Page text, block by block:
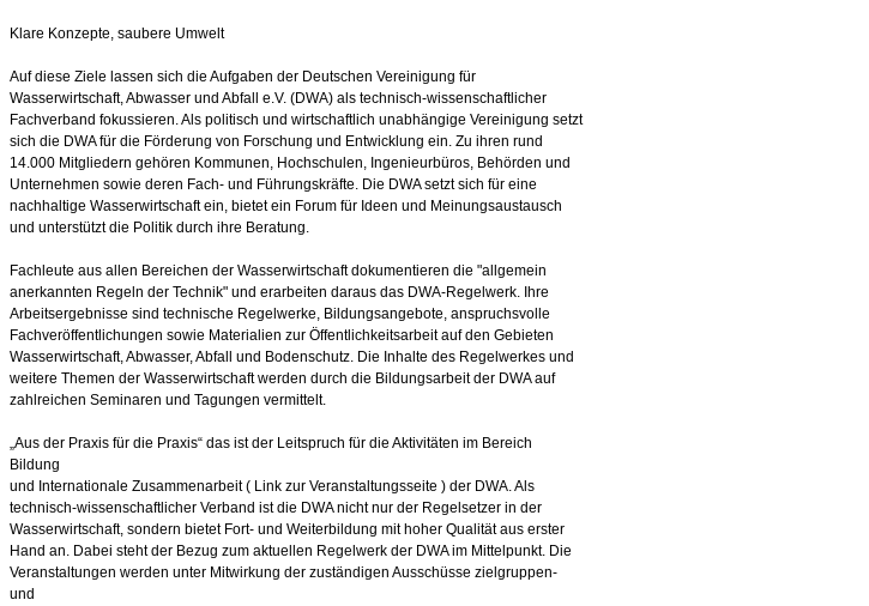
Klare Konzepte, saubere Umwelt
Auf diese Ziele lassen sich die Aufgaben der Deutschen Vereinigung für
Wasserwirtschaft, Abwasser und Abfall e.V. (DWA) als technisch-wissenschaftlicher
Fachverband fokussieren. Als politisch und wirtschaftlich unabhängige Vereinigung setzt
sich die DWA für die Förderung von Forschung und Entwicklung ein. Zu ihren rund
14.000 Mitgliedern gehören Kommunen, Hochschulen, Ingenieurbüros, Behörden und
Unternehmen sowie deren Fach- und Führungskräfte. Die DWA setzt sich für eine
nachhaltige Wasserwirtschaft ein, bietet ein Forum für Ideen und Meinungsaustausch
und unterstützt die Politik durch ihre Beratung.
Fachleute aus allen Bereichen der Wasserwirtschaft dokumentieren die "allgemein
anerkannten Regeln der Technik" und erarbeiten daraus das DWA-Regelwerk. Ihre
Arbeitsergebnisse sind technische Regelwerke, Bildungsangebote, anspruchsvolle
Fachveröffentlichungen sowie Materialien zur Öffentlichkeitsarbeit auf den Gebieten
Wasserwirtschaft, Abwasser, Abfall und Bodenschutz. Die Inhalte des Regelwerkes und
weitere Themen der Wasserwirtschaft werden durch die Bildungsarbeit der DWA auf
zahlreichen Seminaren und Tagungen vermittelt.
„Aus der Praxis für die Praxis“ das ist der Leitspruch für die Aktivitäten im Bereich
Bildung
und Internationale Zusammenarbeit ( Link zur Veranstaltungsseite ) der DWA. Als
technisch-wissenschaftlicher Verband ist die DWA nicht nur der Regelsetzer in der
Wasserwirtschaft, sondern bietet Fort- und Weiterbildung mit hoher Qualität aus erster
Hand an. Dabei steht der Bezug zum aktuellen Regelwerk der DWA im Mittelpunkt. Die
Veranstaltungen werden unter Mitwirkung der zuständigen Ausschüsse zielgruppen-
und